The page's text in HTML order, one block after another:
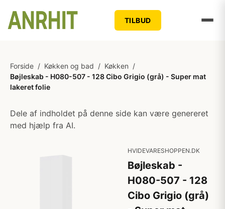
TILBUD
Forside / Køkken og bad / Køkken /
Bøjleskab - H080-507 - 128 Cibo Grigio (grå) - Super mat
lakeret folie
Dele af indholdet på denne side kan være genereret
med hjælp fra AI.
HVIDEVARESHOPPEN.DK
Bøjleskab -
H080-507 - 128
Cibo Grigio (grå)